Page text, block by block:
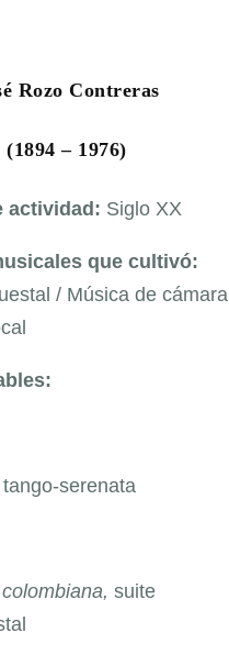
Rozo Contreras
(1894 – 1976)
actividad: Siglo XX
que cultivó:
/ Música de cámara
tango-serenata
suite